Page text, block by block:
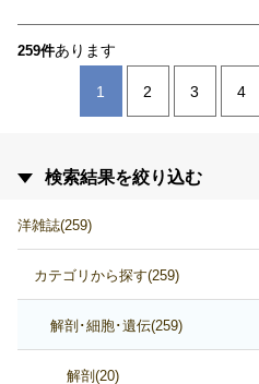
259件あります
1 2 3 4
検索結果を絞り込む
洋雑誌(259)
カテゴリから探す(259)
解剖･細胞･遺伝(259)
解剖(20)